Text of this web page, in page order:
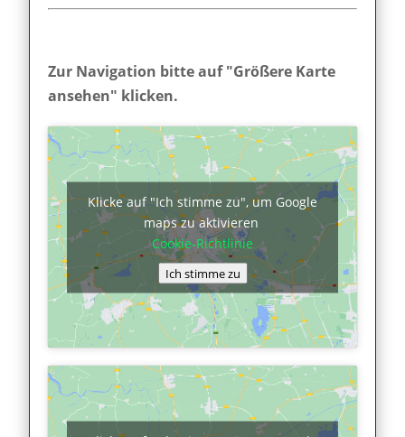
Zur Navigation bitte auf "Größere Karte
ansehen" klicken.
Klicke auf "Ich stimme zu", um Google
maps zu aktivieren
Cookie-Richtlinie
Ich stimme zu